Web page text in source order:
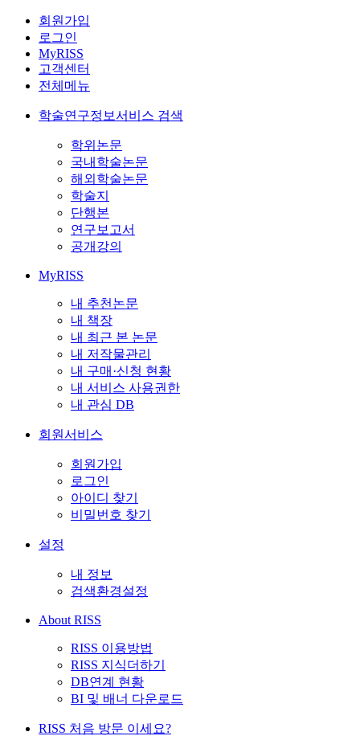
회원가입
로그인
MyRISS
고객센터
전체메뉴
학술연구정보서비스 검색
학위논문
국내학술논문
해외학술논문
학술지
단행본
연구보고서
공개강의
MyRISS
내 추천논문
내 책장
내 최근 본 논문
내 저작물관리
내 구매·신청 현황
내 서비스 사용권한
내 관심 DB
회원서비스
회원가입
로그인
아이디 찾기
비밀번호 찾기
설정
내 정보
검색환경설정
About RISS
RISS 이용방법
RISS 지식더하기
DB연계 현황
BI 및 배너 다운로드
RISS 처음 방문 이세요?